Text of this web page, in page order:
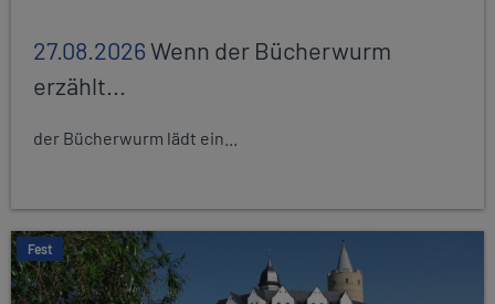
27.08.2026Wenn der Bücherwurm
erzählt...
der Bücherwurm lädt ein...
Fest